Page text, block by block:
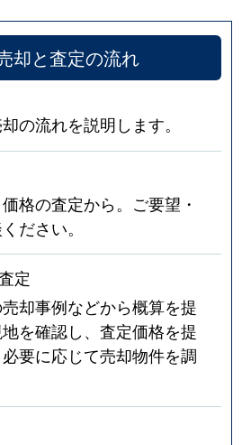
却と査定の流れ
の流れを説明します。
格の査定から。ご要望・
ださい。
定
却事例などから概算を提
を確認し、査定価格を提
要に応じて売却物件を調